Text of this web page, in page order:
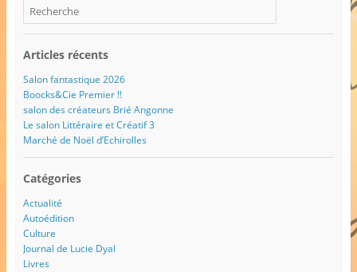
Articles récents
Salon fantastique 2026
Boocks&Cie Premier !!
salon des créateurs Brié Angonne
Le salon Littéraire et Créatif 3
Marché de Noël d’Echirolles
Catégories
Actualité
Autoédition
Culture
Journal de Lucie Dyal
Livres